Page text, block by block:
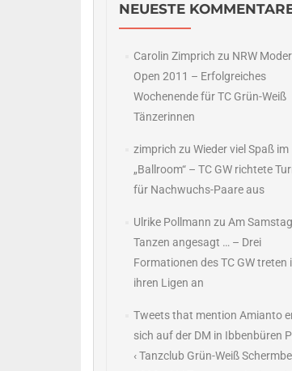
NEUESTE
Carolin Zimprich zu NRW
Open 2011 – Erfolgreiches
Wochenende für TC Grün-Weiß
Tänzerinnen
zimprich zu Wieder viel Spaß im
„Ballroom“ – TC GW richtete
für Nachwuchs-Paare aus
Ulrike Pollmann zu Am
Tanzen angesagt … – Drei
Formationen des TC GW treten
ihren Ligen an
Tweets that mention Amianto
sich auf der DM in Ibbenbüren
‹ Tanzclub Grün-Weiß